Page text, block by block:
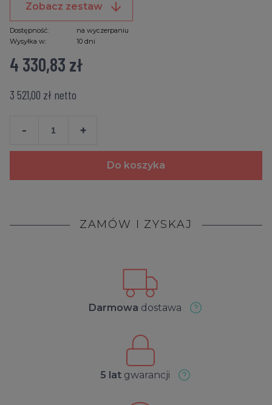
Zobacz zestaw
Dostępność:
na wyczerpaniu
Wysyłka w:
10 dni
4 330,83 zł
3 521,00 zł netto
+
-
Do koszyka
ZAMÓW I ZYSKAJ
Darmowa dostawa
5 latgwarancji